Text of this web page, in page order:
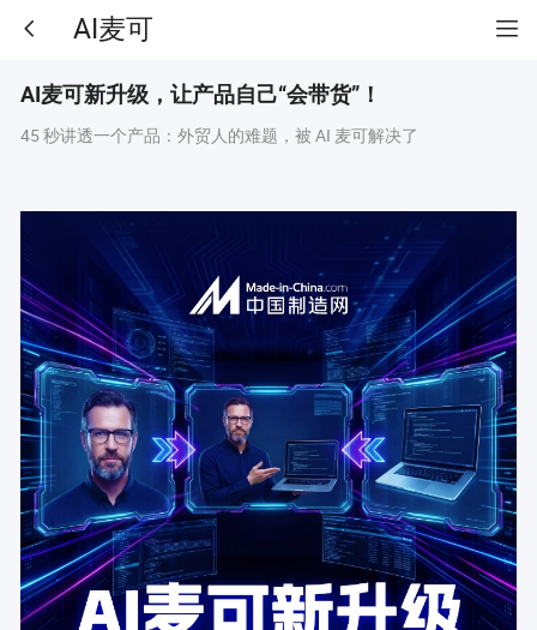
AI麦可
AI麦可新升级，让产品自己“会带货”！
45 秒讲透一个产品：外贸人的难题，被 AI 麦可解决了